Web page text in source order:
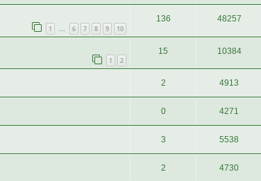
1 … 6 7 8 9 10
136 48257
1 2
15 10384
2 4913
0 4271
3 5538
2 4730